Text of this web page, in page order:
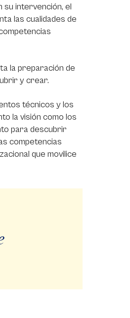
su intervención, el
las cualidades de
la preparación de
y crear.
técnicos y los
la visión como los
para descubrir
competencias
que movilice